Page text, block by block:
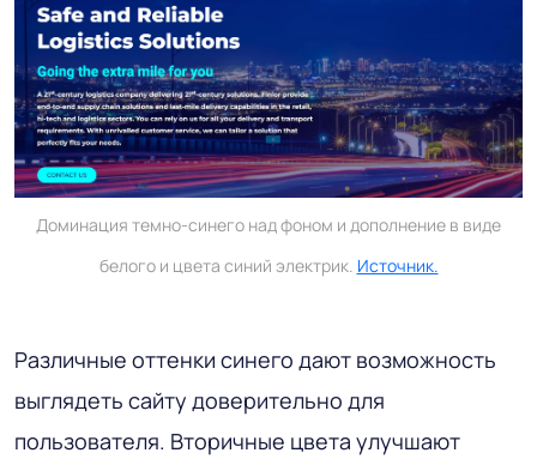
Доминация темно-синего над фоном и дополнение в виде
белого и цвета синий электрик. Источник.
Различные оттенки синего дают возможность
выглядеть сайту доверительно для
пользователя. Вторичные цвета улучшают